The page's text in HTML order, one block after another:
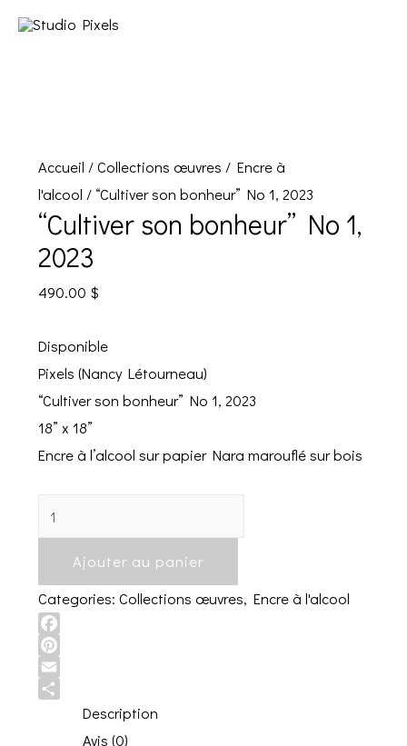
Accueil /Collections œuvres / Encre à
l'alcool / “Cultiver son bonheur” No 1, 2023
“Cultiver son bonheur” No 1,
2023
490.00 $
Disponible
Pixels (Nancy Létourneau)
“Cultiver son bonheur” No 1, 2023
18” x 18”
Encre à l’alcool sur papier Nara marouflé sur bois
son
bonheur”
No
1,
2023
quantity
Ajouter au panier
Categories: Collections œuvres, Encre à l'alcool
Facebook
Pinterest
Email
Description
Avis (0)